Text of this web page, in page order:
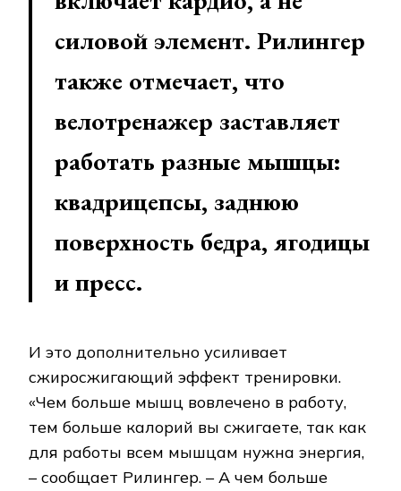
силовой элемент. Рилингер
также отмечает, что
велотренажер заставляет
работать разные мышцы:
квадрицепсы, заднюю
поверхность бедра, ягодицы
и пресс.
И это дополнительно усиливает
сжиросжигающий эффект тренировки.
«Чем больше мышц вовлечено в работу,
тем больше калорий вы сжигаете, так как
для работы всем мышцам нужна энергия,
– сообщает Рилингер. – А чем больше